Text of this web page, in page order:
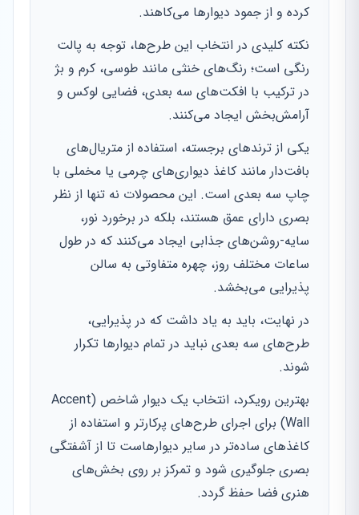
کرده و از جمود دیوارها می‌کاهند.
نکته کلیدی در انتخاب این طرح‌ها، توجه به پالت
رنگی است؛ رنگ‌های خنثی مانند طوسی، کرم و بژ
در ترکیب با افکت‌های سه بعدی، فضایی لوکس و
آرامش‌بخش ایجاد می‌کنند.
یکی از ترندهای برجسته، استفاده از متریال‌های
بافت‌دار مانند کاغذ دیواری‌های چرمی یا مخملی با
چاپ سه بعدی است. این محصولات نه تنها از نظر
بصری دارای عمق هستند، بلکه در برخورد نور،
سایه-روشن‌های جذابی ایجاد می‌کنند که در طول
ساعات مختلف روز، چهره متفاوتی به سالن
پذیرایی می‌بخشد.
در نهایت، باید به یاد داشت که در پذیرایی،
طرح‌های سه بعدی نباید در تمام دیوارها تکرار
شوند.
بهترین رویکرد، انتخاب یک دیوار شاخص (Accent
Wall) برای اجرای طرح‌های پرکارتر و استفاده از
کاغذهای ساده‌تر در سایر دیوارهاست تا از آشفتگی
بصری جلوگیری شود و تمرکز بر روی بخش‌های
هنری فضا حفظ گردد.